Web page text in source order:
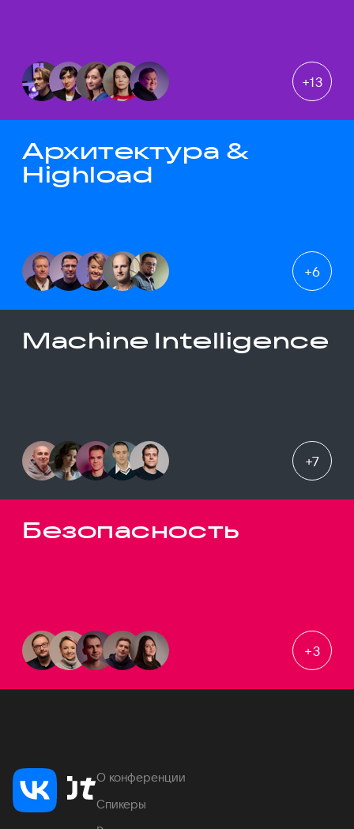
+13
Архитектура &
Highload
+6
Machine Intelligence
+7
Безопасность
+3
О конференции
Спикеры